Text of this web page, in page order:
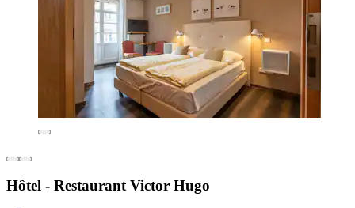
Hôtel - Restaurant Victor Hugo